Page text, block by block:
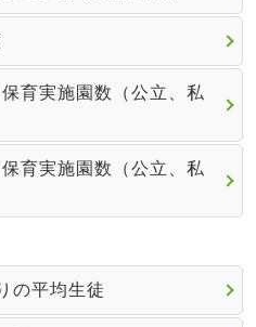
育実施園数（公立、私
育実施園数（公立、私
の平均生徒